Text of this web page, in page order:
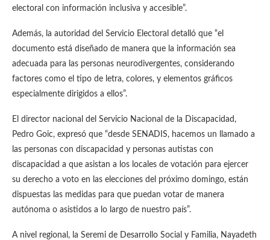
electoral con información inclusiva y accesible”.
Además, la autoridad del Servicio Electoral detalló que “el
documento está diseñado de manera que la información sea
adecuada para las personas neurodivergentes, considerando
factores como el tipo de letra, colores, y elementos gráficos
especialmente dirigidos a ellos”.
El director nacional del Servicio Nacional de la Discapacidad,
Pedro Goic, expresó que “desde SENADIS, hacemos un llamado a
las personas con discapacidad y personas autistas con
discapacidad a que asistan a los locales de votación para ejercer
su derecho a voto en las elecciones del próximo domingo, están
dispuestas las medidas para que puedan votar de manera
autónoma o asistidos a lo largo de nuestro país”.
A nivel regional, la Seremi de Desarrollo Social y Familia, Nayadeth